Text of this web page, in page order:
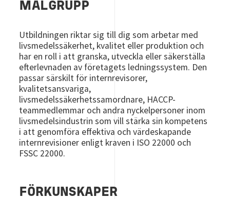
MÅLGRUPP
Utbildningen riktar sig till dig som arbetar med
livsmedelssäkerhet, kvalitet eller produktion och
har en roll i att granska, utveckla eller säkerställa
efterlevnaden av företagets ledningssystem. Den
passar särskilt för internrevisorer,
kvalitetsansvariga,
livsmedelssäkerhetssamordnare, HACCP-
teammedlemmar och andra nyckelpersoner inom
livsmedelsindustrin som vill stärka sin kompetens
i att genomföra effektiva och värdeskapande
internrevisioner enligt kraven i ISO 22000 och
FSSC 22000.
FÖRKUNSKAPER